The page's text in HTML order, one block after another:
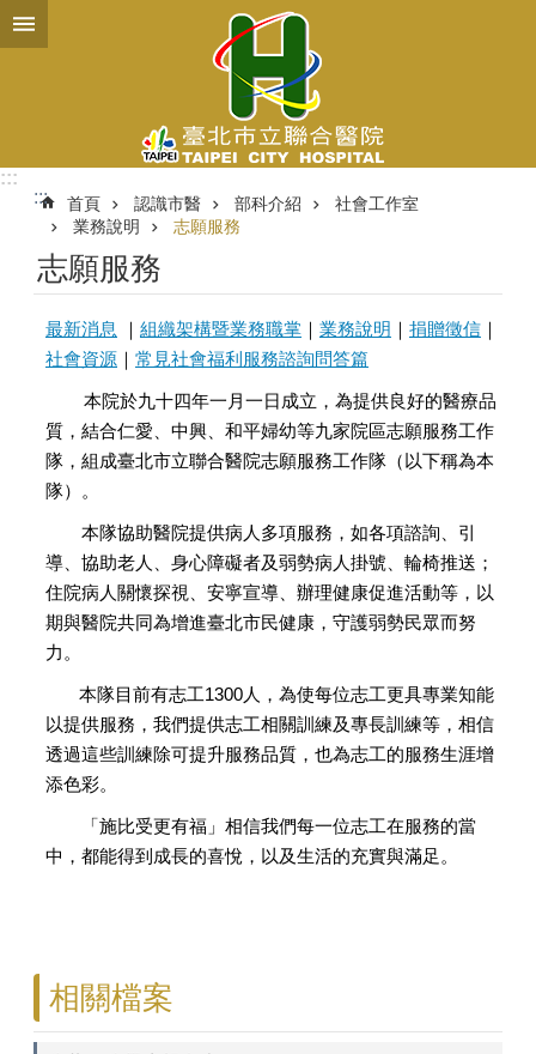
跳到主要內容區塊
:::
:::
首頁 認識市醫 部科介紹
社會工作室
業務說明
志願服務
志願服務
最新消息 ｜ 組織架構暨業務職掌 ｜ 業務說明 ｜ 捐贈徵信 ｜
社會資源 ｜ 常見社會福利服務諮詢問答篇
本院於九十四年一月一日成立，為提供良好的醫療品
質，結合仁愛、中興、和平婦幼等九家院區志願服務工作
隊，組成臺北市立聯合醫院志願服務工作隊（以下稱為本
隊）。
本隊協助醫院提供病人多項服務，如各項諮詢、引
導、協助老人、身心障礙者及弱勢病人掛號、輪椅推送；
住院病人關懷探視、安寧宣導、辦理健康促進活動等，以
期與醫院共同為增進臺北市民健康，守護弱勢民眾而努
力。
本隊目前有志工1300人，為使每位志工更具專業知能
以提供服務，我們提供志工相關訓練及專長訓練等，相信
透過這些訓練除可提升服務品質，也為志工的服務生涯增
添色彩。
「施比受更有福」相信我們每一位志工在服務的當
中，都能得到成長的喜悅，以及生活的充實與滿足。
相關檔案